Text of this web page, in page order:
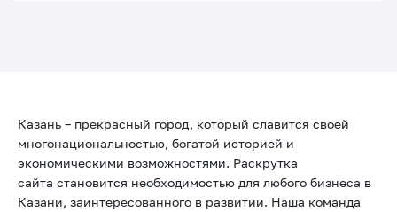
Казань – прекрасный город, который славится своей
многонациональностью, богатой историей и
экономическими возможностями. Раскрутка
сайта становится необходимостью для любого бизнеса в
Казани, заинтересованного в развитии. Наша команда